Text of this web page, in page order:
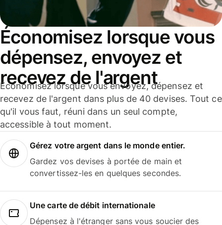
Économisez lorsque vous
dépensez, envoyez et
recevez de l'argent
Économisez lorsque vous envoyez, dépensez et
recevez de l'argent dans plus de 40 devises. Tout ce
qu'il vous faut, réuni dans un seul compte,
accessible à tout moment.
Gérez votre argent dans le monde entier.
Gardez vos devises à portée de main et
convertissez-les en quelques secondes.
Une carte de débit internationale
Dépensez à l'étranger sans vous soucier des